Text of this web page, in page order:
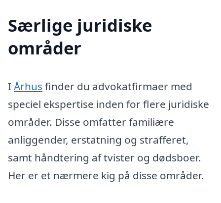
Særlige juridiske
områder
IÅrhus finder du advokatfirmaer med
speciel ekspertise inden for flere juridiske
områder. Disse omfatter familiære
anliggender, erstatning og strafferet,
samt håndtering af tvister og dødsboer.
Her er et nærmere kig på disse områder.